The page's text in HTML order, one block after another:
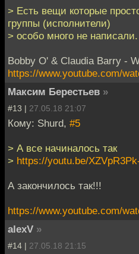
> Есть вещи которые
группы (исполнители)
> особо много не написали.
Bobby O' & Claudia Barry -
https://www.youtube.com/
Максим Берестьев »
#13 | 27.05.18 21:07
Кому: Shurd, #5
> А все начиналось так
> https://youtu.be/
А закончилось так!!!
https://www.youtube.com/
alexV »
#14 | 27.05.18 21:15